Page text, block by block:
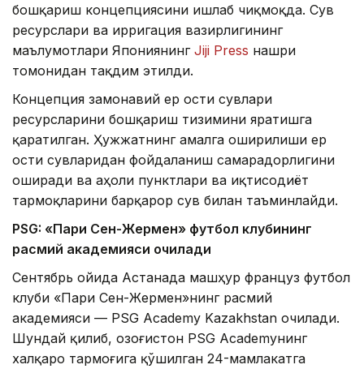
бошқариш концепциясини ишлаб чиқмоқда. Сув
ресурслари ва ирригация вазирлигининг
маълумотлари Япониянинг Jiji Press нашри
томонидан тақдим этилди.
Концепция замонавий ер ости сувлари
ресурсларини бошқариш тизимини яратишга
қаратилган. Ҳужжатнинг амалга оширилиши ер
ости сувларидан фойдаланиш самарадорлигини
оширади ва аҳоли пунктлари ва иқтисодиёт
тармоқларини барқарор сув билан таъминлайди.
PSG: «Пари Сен-Жермен» футбол клубининг
расмий академияси очилади
Сентябрь ойида Астанада машҳур француз футбол
клуби «Пари Сен-Жермен»нинг расмий
академияси — PSG Academy Kazakhstan очилади.
Шундай қилиб, Қозоғистон PSG Academyнинг
халқаро тармоғига қўшилган 24-мамлакатга